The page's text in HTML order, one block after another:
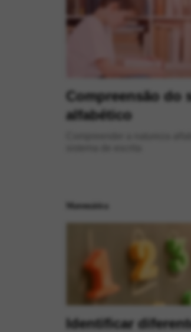
Compreensão do
alfabético
Matemática
Identificar